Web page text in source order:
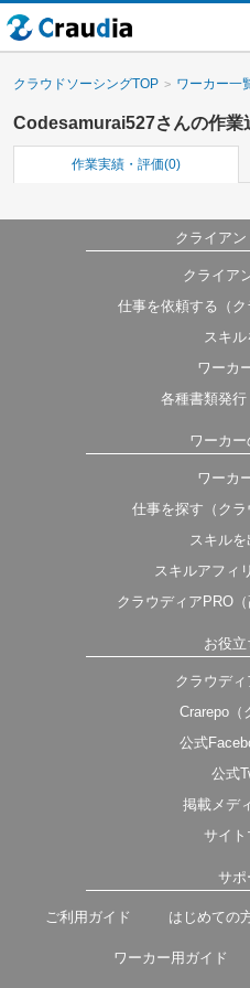
クラウドソーシングTOP ワーカー一
Codesamurai527さんの作業
作業実績・評価(0)
クライア
クライア
仕事を依頼する（ク
スキル
ワーカ
各種書類発行
ワーカ
ワーカ
仕事を探す（クラ
スキル
スキルアフィ
クラウディアPRO（
お役立
クラウデ
Crarepo（
公式
公式
掲載メデ
サイト
サポ
ご利用ガイド はじめての
ワーカー用ガイド